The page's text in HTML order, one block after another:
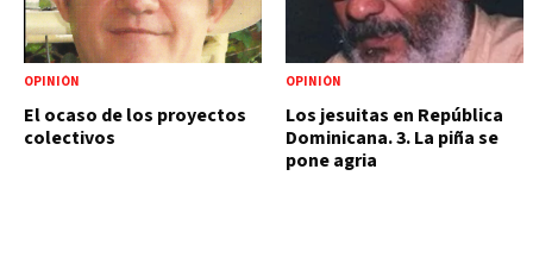
OPINIÓN
El ocaso de los proyectos
colectivos
OPINIÓN
Los jesuitas en República
Dominicana. 3. La piña se
pone agria